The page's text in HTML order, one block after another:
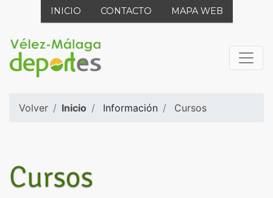
INICIO CONTACTO MAPA WEB
Volver Inicio Información Cursos
Cursos